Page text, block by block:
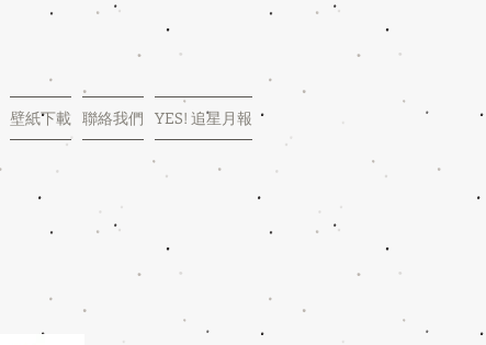
壁紙下載 聯絡我們 YES! 追星月報